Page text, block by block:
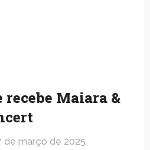
Maiara &
de março de 2025